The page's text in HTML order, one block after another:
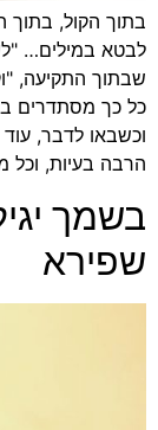
בתוך הקול, בתוך
לבטא במילים…
שבתוך התקיעה,
כל כך מסתדרים
וכשבאו לדבר,
הרבה בעיות,
בשמך
שפירא